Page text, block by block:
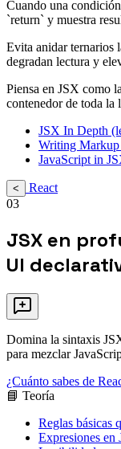
Cuando una
`return` y muestra
Evita anidar ternarios
degradan lectura y
Piensa en JSX como
contenedor de toda la
JSX In Depth
Writing
JavaScript in
<
React
03
JSX en
UI
Domina la sintaxis
para mezclar
¿Cuánto sabes de
📘 Teoría
Reglas básicas
Expresiones en